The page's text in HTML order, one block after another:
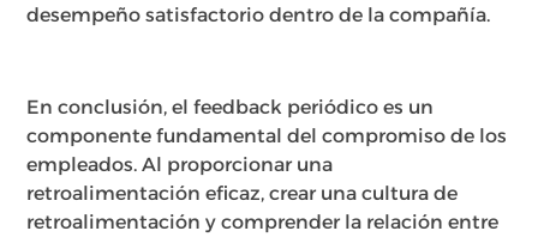
desempeño satisfactorio dentro de la compañía.
En conclusión, el feedback periódico es un
componente fundamental del compromiso de los
empleados. Al proporcionar una
retroalimentación eficaz, crear una cultura de
retroalimentación y comprender la relación entre